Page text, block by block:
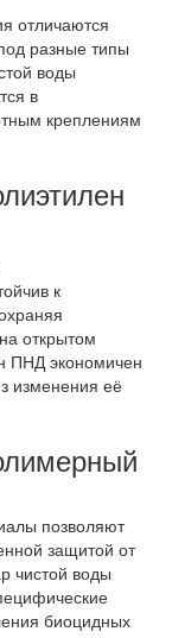
отличаются
разные типы
воды
в
креплениям
к
открытом
ПНД экономичен
изменения её
позволяют
защитой от
чистой воды
биоцидных